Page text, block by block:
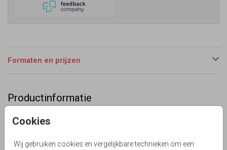
Cookies
Wij gebruiken cookies en vergelijkbare technieken om een
Formaten en prijzen
Productinformatie
Omschrijving
hoekjes.